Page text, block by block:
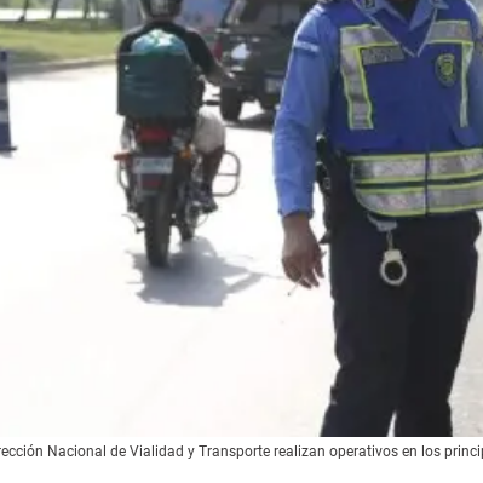
Nacional de Vialidad y Transporte realizan operativos en los